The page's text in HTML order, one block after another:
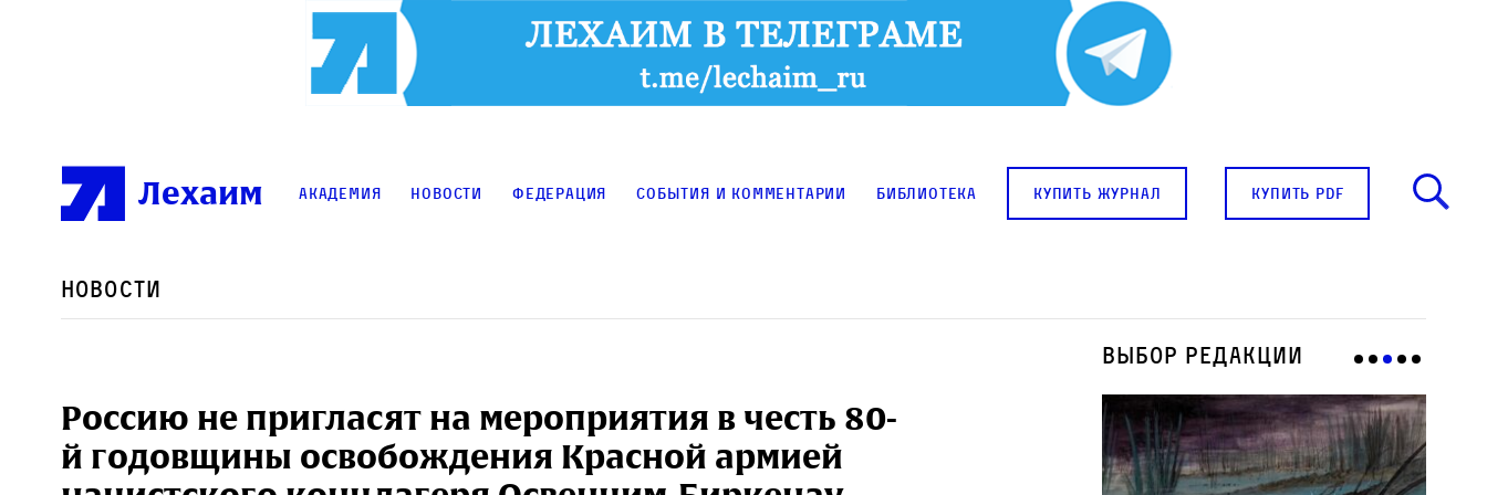
Лехаим Академия Новости Федерация События и комментарии Библиотека купить журнал купить pdf
Новости
Россию не пригласят на мероприятия в честь 80-
й годовщины освобождения Красной армией
Выбор редакции